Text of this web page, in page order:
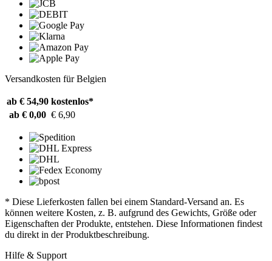
Versandkosten für Belgien
ab € 54,90 kostenlos*
ab € 0,00 € 6,90
* Diese Lieferkosten fallen bei einem Standard-Versand an. Es
können weitere Kosten, z. B. aufgrund des Gewichts, Größe oder
Eigenschaften der Produkte, entstehen. Diese Informationen findest
du direkt in der Produktbeschreibung.
Hilfe & Support